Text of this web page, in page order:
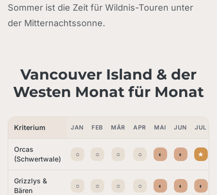
Sommer ist die Zeit für Wildnis-Touren unter
der Mitternachtssonne.
Vancouver Island & der
Westen Monat für Monat
Kriterium JAN FEB MÄR APR MAI JUN JUL
Orcas
(Schwertwale)
○ ○ ○ ○ ◐ ◐ ★
Grizzlys &
Bären
○ ○ ○ ○ ◐ ◐ ◐